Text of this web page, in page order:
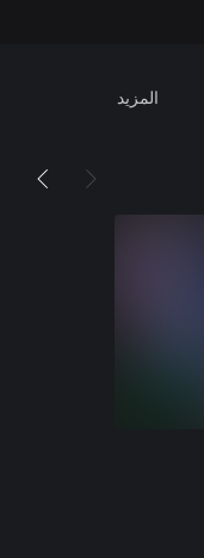
المزيد